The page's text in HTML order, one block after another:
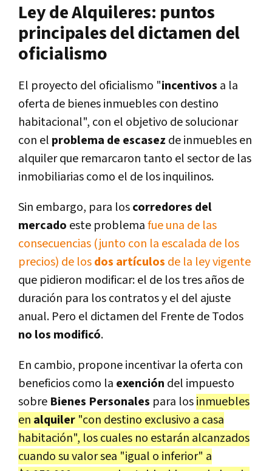
Ley de Alquileres: puntos
principales del dictamen del
oficialismo
El proyecto del oficialismo "incentivos a la
oferta de bienes inmuebles con destino
habitacional", con el objetivo de solucionar
con el problema de escasez de inmuebles en
alquiler que remarcaron tanto el sector de las
inmobiliarias como el de los inquilinos.
Sin embargo, para loscorredores del
mercado este problemafue una de las
consecuencias (junto con la escalada de los
precios) de losdos artículos de la ley vigente
que pidieron modificar: el de los tres años de
duración para los contratos y el del ajuste
anual. Pero el dictamen del Frente de Todos
no los modificó.
En cambio, propone incentivar la oferta con
beneficios como la exención del impuesto
sobre Bienes Personales para losinmuebles
en alquiler "con destino exclusivo a casa
habitación", los cuales no estarán alcanzados
cuando su valor sea "igual o inferior" a